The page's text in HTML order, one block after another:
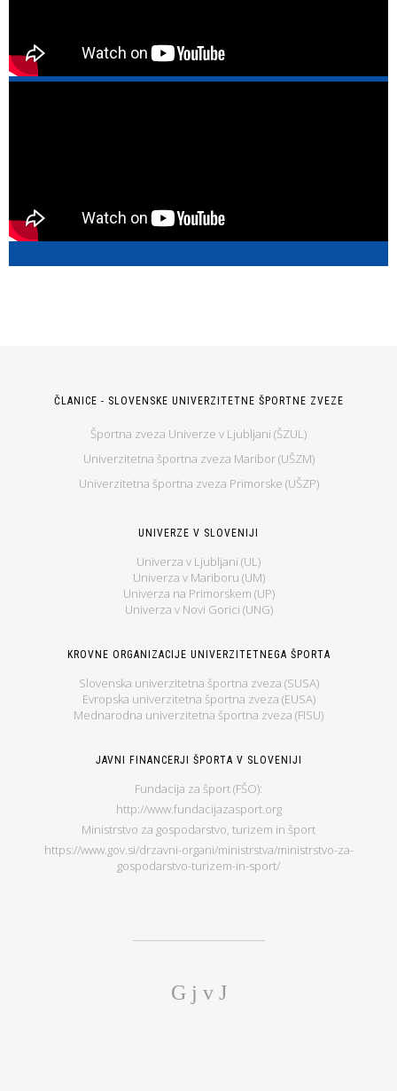
ČLANICE - SLOVENSKE UNIVERZITETNE ŠPORTNE ZVEZE
Športna zveza Univerze v Ljubljani (ŠZUL)
Univerzitetna športna zveza Maribor (UŠZM)
Univerzitetna športna zveza Primorske (UŠZP)
UNIVERZE V SLOVENIJI
Univerza v Ljubljani (UL)
Univerza v Mariboru (UM)
Univerza na Primorskem (UP)
Univerza v Novi Gorici (UNG)
KROVNE ORGANIZACIJE UNIVERZITETNEGA ŠPORTA
Slovenska univerzitetna športna zveza (SUSA)
Evropska univerzitetna športna zveza (EUSA)
Mednarodna univerzitetna športna zveza (FISU)
JAVNI FINANCERJI ŠPORTA V SLOVENIJI
Fundacija za šport (FŠO):
http://www.fundacijazasport.org
Ministrstvo za gospodarstvo, turizem in šport
https://www.gov.si/drzavni-organi/ministrstva/ministrstvo-za-
gospodarstvo-turizem-in-sport/